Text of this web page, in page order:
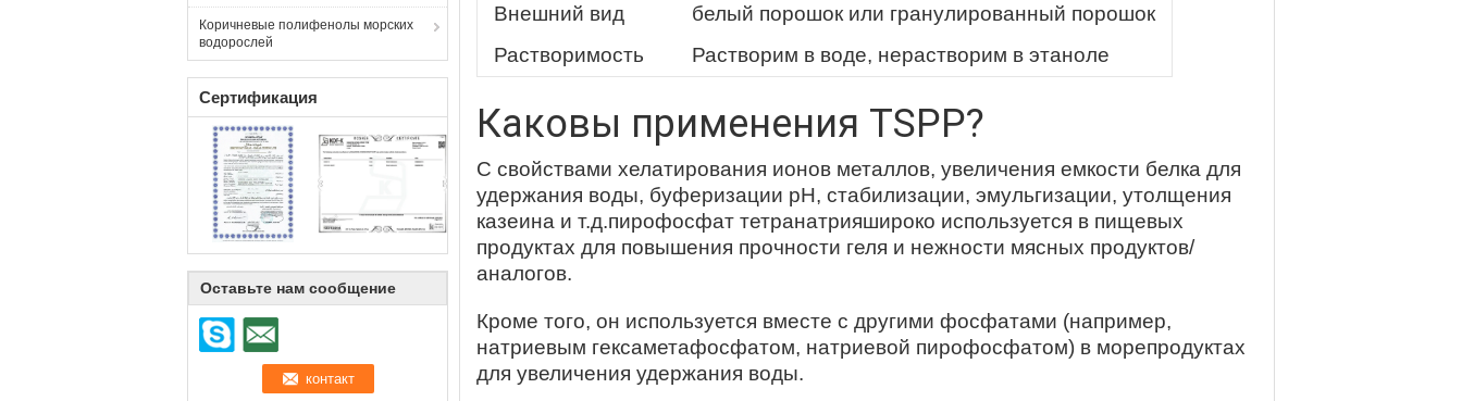
Коричневые полифенолы морских
водорослей
Сертификация
Оставьте нам сообщение
Внешний вид
белый порошок или гранулированный порошок
Растворимость
Растворим в воде, нерастворим в этаноле
Каковы применения TSPP?
С свойствами хелатирования ионов металлов, увеличения емкости белка для
удержания воды, буферизации pH, стабилизации, эмульгизации, утолщения
казеина и т.д.пирофосфат тетранатрияшироко используется в пищевых
продуктах для повышения прочности геля и нежности мясных продуктов/
аналогов.
Кроме того, он используется вместе с другими фосфатами (например,
натриевым гексаметафосфатом, натриевой пирофосфатом) в морепродуктах
для увеличения удержания воды.